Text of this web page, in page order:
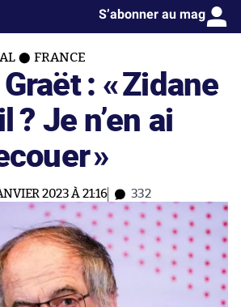
S’abonner au mag
FRANCE
: «Zidane
? Je n’en ai
»
2023 À 21:16 332